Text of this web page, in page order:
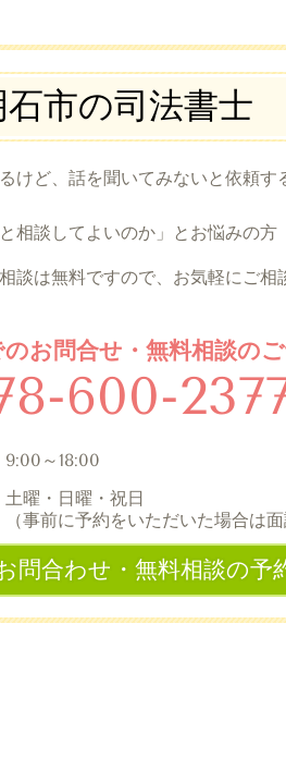
石市の司法書士
るけど、話を聞いてみないと依頼す
と相談してよいのか」とお悩みの方
談は無料ですので、お気軽にご相
お問合せ・無料相談の
600-
9:00～18:00
土曜・日曜・祝日
（事前に予約をいただいた場合は面
問合わせ・無料相談の予